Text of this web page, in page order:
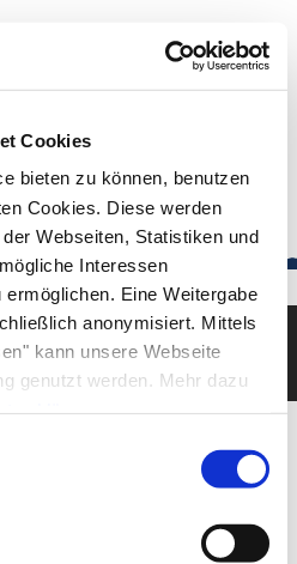
Cookies
bieten zu können, benutzen
Cookies. Diese werden
Webseiten, Statistiken und
Interessen
Eine Weitergabe
anonymisiert. Mittels
kann unsere Webseite
genutzt werden. Mehr dazu
.